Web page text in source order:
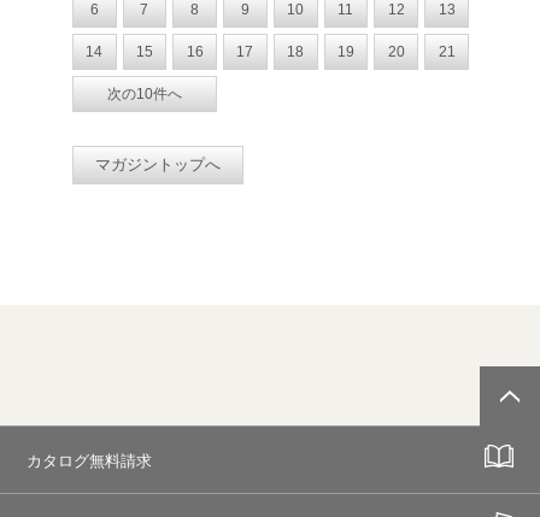
6 7 8 9 10 11 12 13
14 15 16 17 18 19 20 21
次の10件へ
マガジントップへ
カタログ無料請求